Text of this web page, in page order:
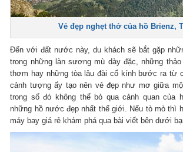
Vẻ đẹp nghẹt thở của hồ Brienz,
Đến với đất nước này, du khách sẽ bắt gặp
trong những làn sương mù dày đặc, những
thơm hay những tòa lâu đài cổ kính bước ra từ
cảnh tượng ấy tạo nên vẻ đẹp như mơ giữa
trong số đó không thể bỏ qua cảnh quan của
những hồ nước đẹp nhất thế giới. Nếu tò mò thì
máy bay giá rẻ khám phá qua bài viết bên dưới